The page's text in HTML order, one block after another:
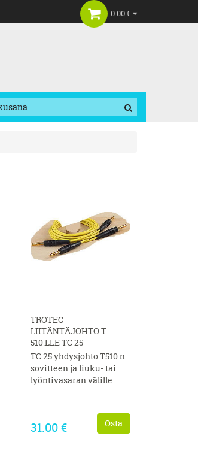
0.00 €
TROTEC
LIITÄNTÄJOHTO T
510:LLE TC 25
TC 25 yhdysjohto T510:n
sovitteen ja liuku- tai
lyöntivasaran välille
31.00 € Osta